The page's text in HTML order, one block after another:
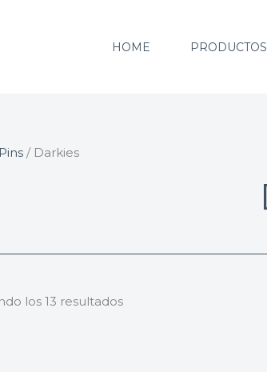
HOME PRODUCTOS
Pins/ Darkies
los 13 resultados
popularidad